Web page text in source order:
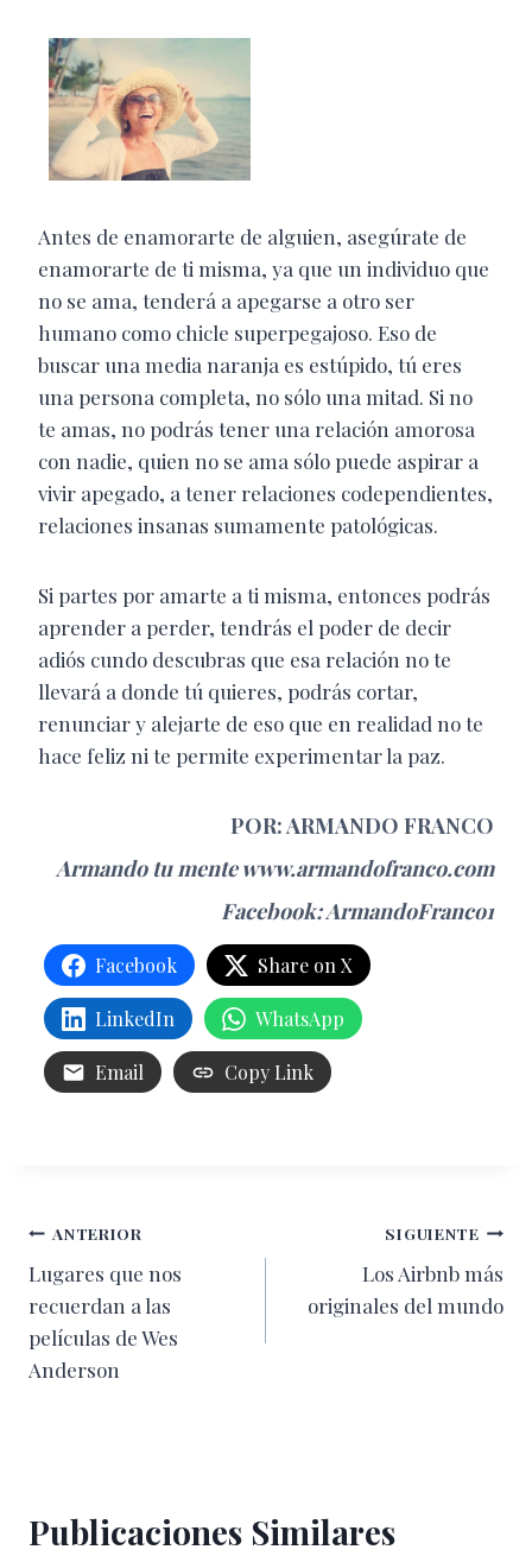
Antes de enamorarte de alguien, asegúrate de
enamorarte de ti misma, ya que un individuo que
no se ama, tenderá a apegarse a otro ser
humano como chicle superpegajoso. Eso de
buscar una media naranja es estúpido, tú eres
una persona completa, no sólo una mitad. Si no
te amas, no podrás tener una relación amorosa
con nadie, quien no se ama sólo puede aspirar a
vivir apegado, a tener relaciones codependientes,
relaciones insanas sumamente patológicas.
Si partes por amarte a ti misma, entonces podrás
aprender a perder, tendrás el poder de decir
adiós cundo descubras que esa relación no te
llevará a donde tú quieres, podrás cortar,
renunciar y alejarte de eso que en realidad no te
hace feliz ni te permite experimentar la paz.
POR: ARMANDO FRANCO
Armando tu mentewww.armandofranco.com
Facebook: ArmandoFranco1
Facebook Share on X
LinkedIn WhatsApp
Email Copy Link
Navegación
de
entradas
ANTERIOR
Lugares que nos
recuerdan a las
películas de Wes
Anderson
SIGUIENTE
Los Airbnb más
originales del mundo
Publicaciones Similares